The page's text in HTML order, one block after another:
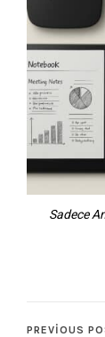
Sadece
PREVIOUS